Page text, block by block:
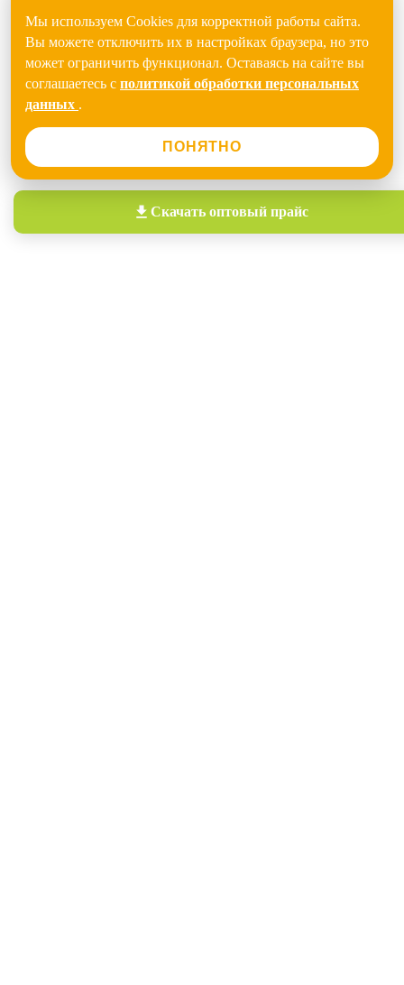
Мы используем Cookies для корректной работы сайта.
Вы можете отключить их в настройках браузера, но это
может ограничить функционал. Оставаясь на сайте вы
соглашаетесь с политикой обработки персональных
данных .
ПОНЯТНО
Скачать оптовый прайс